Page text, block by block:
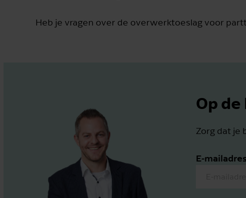
Heb je vragen over de overwerktoeslag voor
Op
Zorg dat je
E-